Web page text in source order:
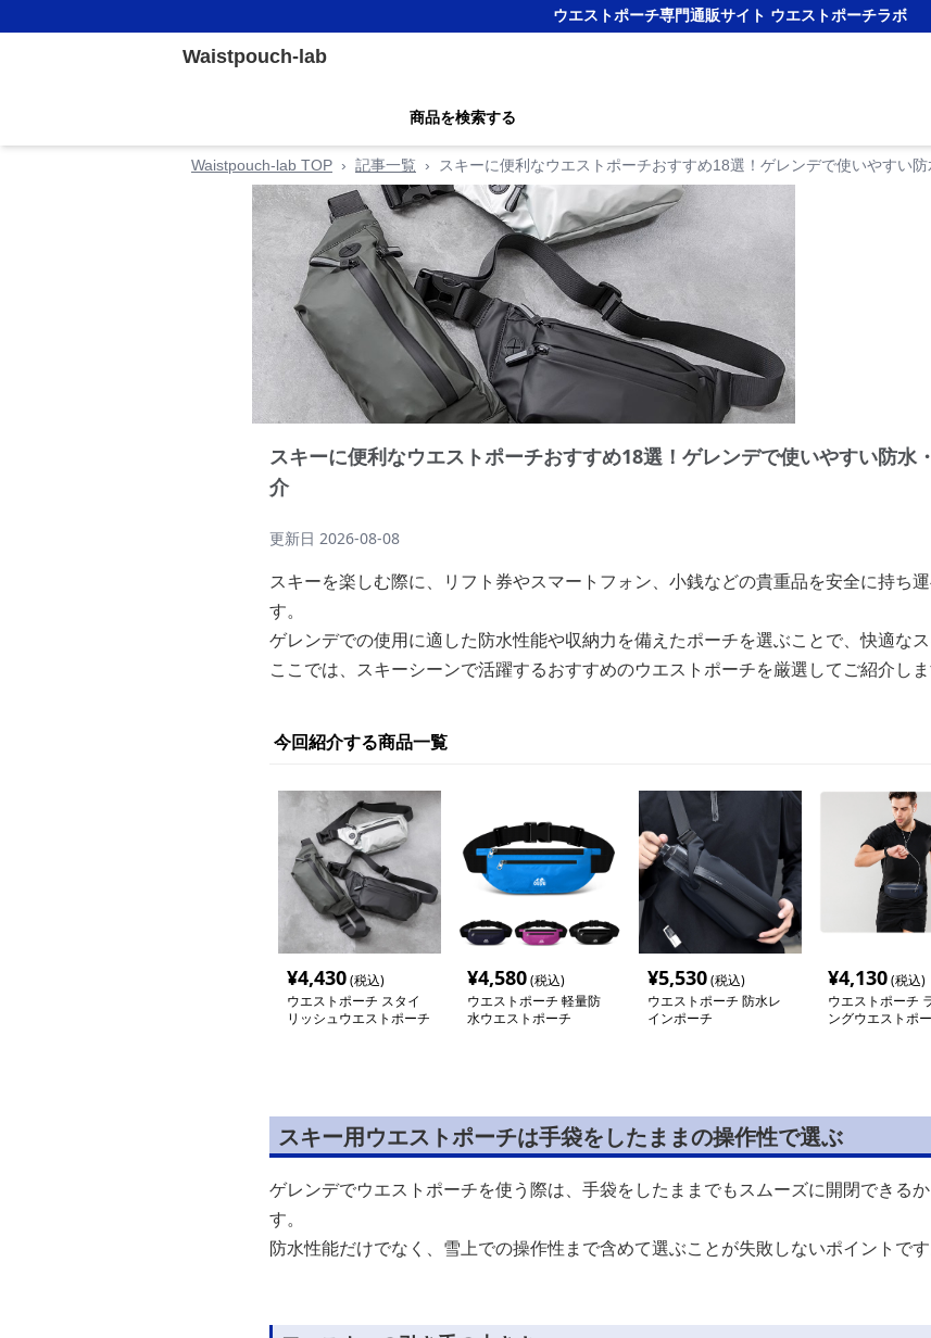
ウエストポーチ専門通販サイト ウエストポーチラボ
Waistpouch-lab
商品を検索する
Waistpouch-lab TOP › 記事一覧 › スキーに便利なウエストポーチおすすめ18選！ゲレンデで使いやすい
スキーに便利なウエストポーチおすすめ18選！ゲレンデで使いやすい防水
介
更新日 2026-08-08
スキーを楽しむ際に、リフト券やスマートフォン、小銭などの貴重品を安全に持ち
す。
ゲレンデでの使用に適した防水性能や収納力を備えたポーチを選ぶことで、快適なス
ここでは、スキーシーンで活躍するおすすめのウエストポーチを厳選してご紹介しま
今回紹介する商品一覧
¥4,430(税込)
ウエストポーチ スタイ
リッシュウエストポーチ
¥4,580(税込)
ウエストポーチ 軽量防
水ウエストポーチ
¥5,530(税込)
ウエストポーチ 防水レ
インポーチ
¥4,130(税込)
ウエストポーチ
ングウエストポ
スキー用ウエストポーチは手袋をしたままの操作性で選ぶ
ゲレンデでウエストポーチを使う際は、手袋をしたままでもスムーズに開閉できる
す。
防水性能だけでなく、雪上での操作性まで含めて選ぶことが失敗しないポイントです